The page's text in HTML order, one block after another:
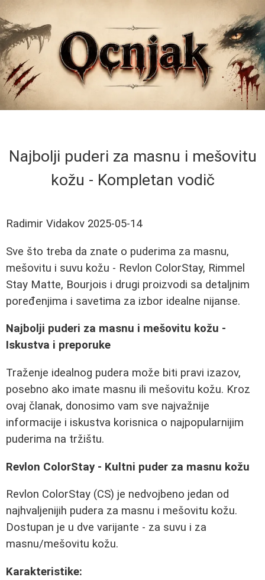
Najbolji puderi za masnu i mešovitu
kožu - Kompletan vodič
Radimir Vidakov 2025-05-14
Sve što treba da znate o puderima za masnu,
mešovitu i suvu kožu - Revlon ColorStay, Rimmel
Stay Matte, Bourjois i drugi proizvodi sa detaljnim
poređenjima i savetima za izbor idealne nijanse.
Najbolji puderi za masnu i mešovitu kožu -
Iskustva i preporuke
Traženje idealnog pudera može biti pravi izazov,
posebno ako imate masnu ili mešovitu kožu. Kroz
ovaj članak, donosimo vam sve najvažnije
informacije i iskustva korisnica o najpopularnijim
puderima na tržištu.
Revlon ColorStay - Kultni puder za masnu kožu
Revlon ColorStay (CS) je nedvojbeno jedan od
najhvaljenijih pudera za masnu i mešovitu kožu.
Dostupan je u dve varijante - za suvu i za
masnu/mešovitu kožu.
Karakteristike: